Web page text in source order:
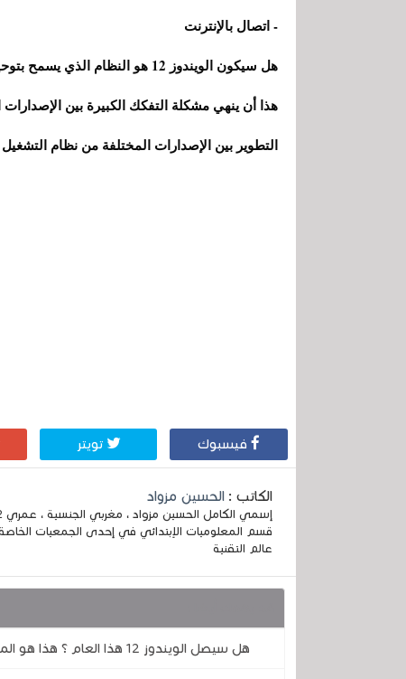
- اتصال بالإنترنت
هل سيكون الويندوز 12 هو
هذا أن ينهي مشكلة التفكك الكبيرة بين
التطوير بين الإصدارات المختلفة من نظام
فيسبوك تويتر
الكاتب : الحسين مزواد
قسم المعلوميات الإبتدائي في إحدى الجمعيات
عالم التقنية
هل سيصل الويندوز 12 هذا العام ؟ هذا هو المعروف حتى الآن